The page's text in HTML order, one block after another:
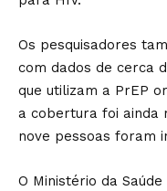
Os pesquisadores
com dados de cerca
que utilizam a PrEP
a cobertura foi ainda
nove pessoas foram
O Ministério da